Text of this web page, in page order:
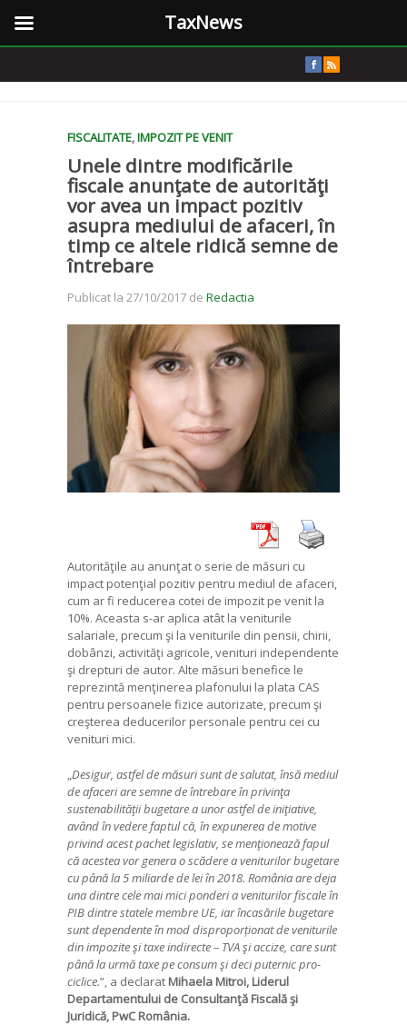
FISCALITATE,IMPOZIT PE VENIT
Unele dintre modificările
fiscale anunţate de autorităţi
vor avea un impact pozitiv
asupra mediului de afaceri, în
timp ce altele ridică semne de
întrebare
Publicat la 27/10/2017 de Redactia
Autorităţile au anunţat o serie de măsuri cu
impact potenţial pozitiv pentru mediul de afaceri,
cum ar fi reducerea cotei de impozit pe venit la
10%. Aceasta s-ar aplica atât la veniturile
salariale, precum şi la veniturile din pensii, chirii,
dobânzi, activităţi agricole, venituri independente
şi drepturi de autor. Alte măsuri benefice le
reprezintă menţinerea plafonului la plata CAS
pentru persoanele fizice autorizate, precum şi
creşterea deducerilor personale pentru cei cu
venituri mici.
„Desigur, astfel de măsuri sunt de salutat, însă mediul
de afaceri are semne de întrebare în privinţa
sustenabilităţii bugetare a unor astfel de iniţiative,
având în vedere faptul că, în expunerea de motive
privind acest pachet legislativ, se menţionează fapul
că acestea vor genera o scădere a veniturilor bugetare
cu până la 5 miliarde de lei în 2018. România are deja
una dintre cele mai mici ponderi a veniturilor fiscale în
PIB dintre statele membre UE, iar încasările bugetare
sunt dependente în mod disproporționat de veniturile
din impozite şi taxe indirecte – TVA şi accize, care sunt
până la urmă taxe pe consum şi deci puternic pro-
ciclice.”, a declarat Mihaela Mitroi, Liderul
Departamentului de Consultanţă Fiscală şi
Juridică, PwC România.
TaxNews